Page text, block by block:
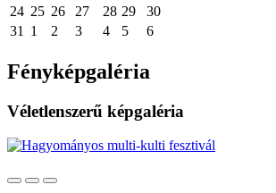
24 25 26 27 28 29
30
31
1 2 3 4 5 6
Fényképgaléria
Véletlenszerű képgaléria